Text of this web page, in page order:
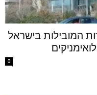
המובילות בישראל
0